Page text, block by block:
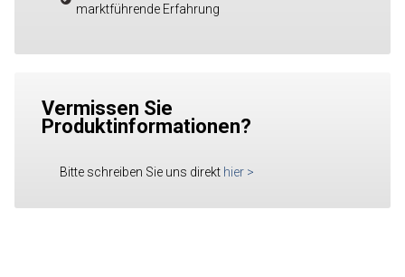
marktführende Erfahrung
Vermissen Sie
Produktinformationen?
Bitte schreiben Sie uns direkt hier >